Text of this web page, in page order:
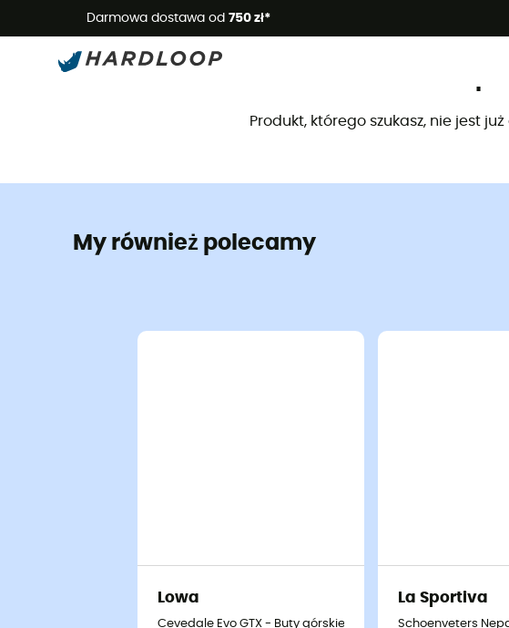
Darmowa dostawa od 750 zł* Letnie promocje 🔥 -
Produkt, którego szukasz, nie jest
My również polecamy
Lowa
Cevedale Evo GTX - Buty górskie meskie
La Sportiva
Schoenveters